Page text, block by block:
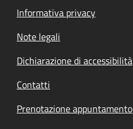
Informativa privacy
Note legali
Dichiarazione di accessibilità
Contatti
Prenotazione appuntamento